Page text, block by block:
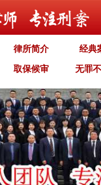
律所简介 经典
取保候审 无罪
经济犯罪 毒品
自首立功 首席律
刑事法规 犯罪
刑事资讯 刑
常见问题 办理中